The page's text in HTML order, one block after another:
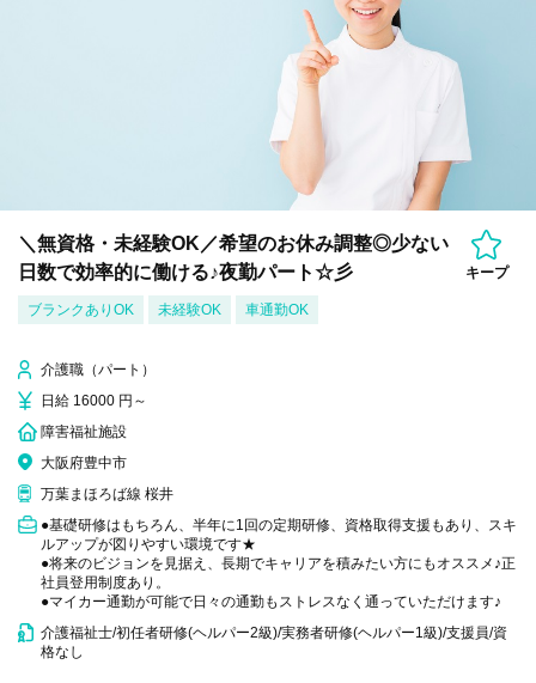
＼無資格・未経験OK／希望のお休み調整◎少ない
日数で効率的に働ける♪夜勤パート☆彡
キープ
ブランクありOK 未経験OK 車通勤OK
介護職（パート）
日給 16000 円～
障害福祉施設
大阪府豊中市
万葉まほろば線 桜井
●基礎研修はもちろん、半年に1回の定期研修、資格取得支援もあり、スキ
ルアップが図りやすい環境です★
●将来のビジョンを見据え、長期でキャリアを積みたい方にもオススメ♪正
社員登用制度あり。
●マイカー通勤が可能で日々の通勤もストレスなく通っていただけます♪
介護福祉士/初任者研修(ヘルパー2級)/実務者研修(ヘルパー1級)/支援員/資
格なし